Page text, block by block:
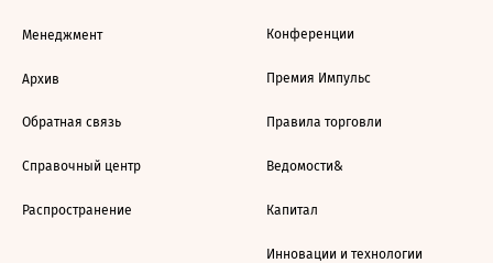
Менеджмент
Архив
Обратная связь
Справочный центр
Распространение
Конференции
Премия Импульс
Правила торговли
Ведомости&
Капитал
Инновации и технологии